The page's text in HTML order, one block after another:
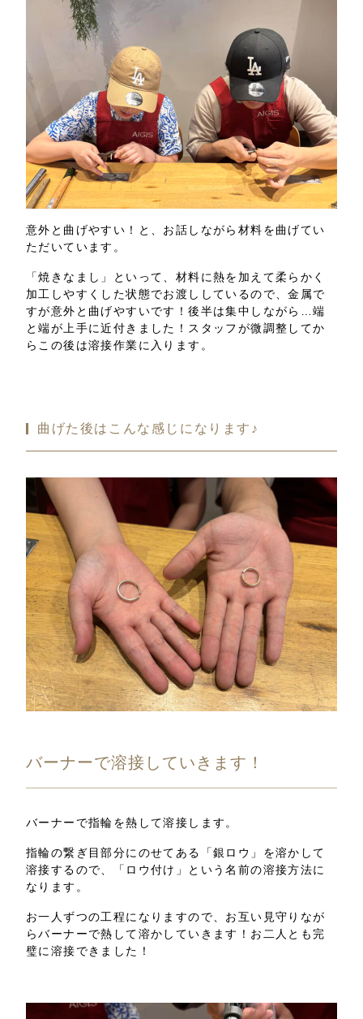
意外と曲げやすい！と、お話しながら材料を曲げてい
ただいています。
「焼きなまし」といって、材料に熱を加えて柔らかく
加工しやすくした状態でお渡ししているので、金属で
すが意外と曲げやすいです！後半は集中しながら…端
と端が上手に近付きました！スタッフが微調整してか
らこの後は溶接作業に入ります。
曲げた後はこんな感じになります♪
バーナーで溶接していきます！
バーナーで指輪を熱して溶接します。
指輪の繋ぎ目部分にのせてある「銀ロウ」を溶かして
溶接するので、「ロウ付け」という名前の溶接方法に
なります。
お一人ずつの工程になりますので、お互い見守りなが
らバーナーで熱して溶かしていきます！お二人とも完
璧に溶接できました！